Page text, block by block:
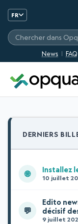
FR
News FAQ
Chercher sur
DERNIERS
🌐 Installez
10 juillet
💬
Edito
décisif
9 juillet